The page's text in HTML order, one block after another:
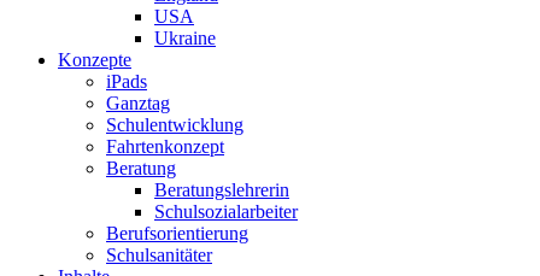
USA
Ukraine
Konzepte
iPads
Ganztag
Schulentwicklung
Fahrtenkonzept
Beratung
Beratungslehrerin
Schulsozialarbeiter
Berufsorientierung
Schulsanitäter